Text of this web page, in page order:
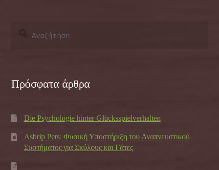
Πρόσφατα άρθρα
Die Psychologie hinter Glücksspielverhalten
Asbrip Pets: Φυσική Υποστήριξη του Αναπνευστικού
Συστήματος για Σκύλους και Γάτες